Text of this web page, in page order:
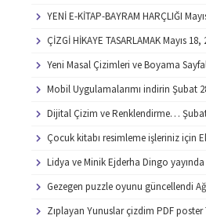
YENİ E-KİTAP-BAYRAM HARÇLIĞI
ÇİZGİ HİKAYE TASARLAMAKMayıs 18,
Yeni Masal Çizimleri ve Boyama
Mobil Uygulamalarımı indirin Şubat
Dijital Çizim ve Renklendirme…
Çocuk kitabı resimleme işleriniz için
Lidya ve Minik Ejderha Dingo yayında
Gezegen puzzle oyunu güncellendi
Zıplayan Yunuslar çizdim PDF poster